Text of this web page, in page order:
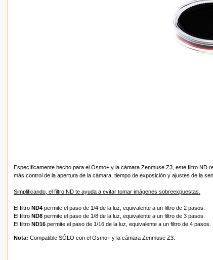
Específicamente hecho para el Osmo+ y la cámara Zenmuse Z3, este filtro ND
más control de la apertura de la cámara, tiempo de exposición y ajustes de la
Simplificando, el filtro ND te ayuda a evitar tomar imágenes sobreexpuestas.
El filtro ND4 permite el paso de 1/4 de la luz, equivalente a un filtro de 2 pasos.
El filtro ND8 permite el paso de 1/8 de la luz, equivalente a un filtro de 3 pasos.
El filtro ND16 permite el paso de 1/16 de la luz, equivalente a un filtro de 4 pasos.
Nota: Compatible SÓLO con el Osmo+ y la cámara Zenmuse Z3.